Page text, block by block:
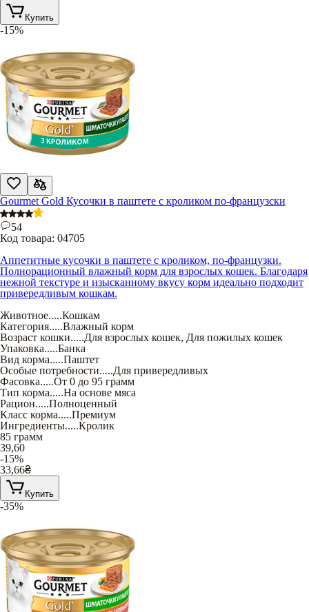
Купить
-15%
Gourmet Gold Кусочки в паштете с кроликом по-французски
54
Код товара: 04705
Аппетитные кусочки в паштете с кроликом, по-французки.
Полнорационный влажный корм для взрослых кошек. Благодаря
нежной текстуре и изысканному вкусу корм идеально подходит
привередливым кошкам.
Животное.....Кошкам
Категория.....Влажный корм
Возраст кошки.....Для взрослых кошек, Для пожилых кошек
Упаковка.....Банка
Вид корма.....Паштет
Особые потребности.....Для привередливых
Фасовка.....От 0 до 95 грамм
Тип корма.....На основе мяса
Рацион.....Полноценный
Класс корма.....Премиум
Ингредиенты.....Кролик
85 грамм
39,60
-15%
33,66₴
Купить
-35%